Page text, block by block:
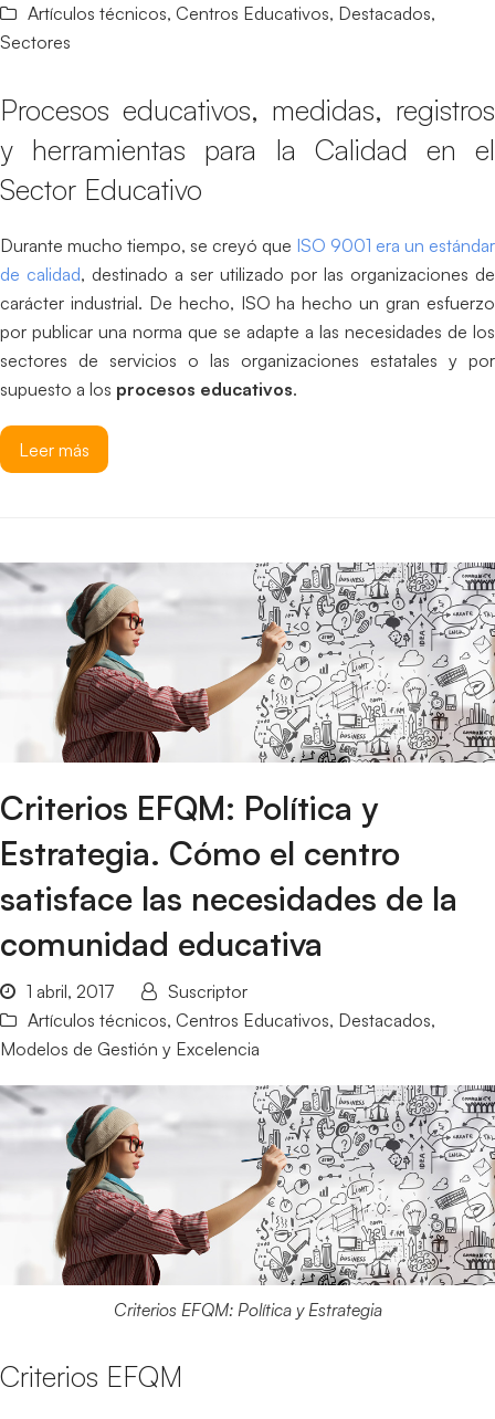
Artículos técnicos, Centros Educativos, Destacados,
Sectores
Procesos educativos, medidas, registros
y herramientas para la Calidad en el
Sector Educativo
Durante mucho tiempo, se creyó que ISO 9001 era un estándar
de calidad, destinado a ser utilizado por las organizaciones de
carácter industrial. De hecho, ISO ha hecho un gran esfuerzo
por publicar una norma que se adapte a las necesidades de los
sectores de servicios o las organizaciones estatales y por
supuesto a los procesos educativos.
Leer más
Criterios EFQM: Política y
Estrategia. Cómo el centro
satisface las necesidades de la
comunidad educativa
1 abril, 2017
Suscriptor
Artículos técnicos, Centros Educativos, Destacados,
Modelos de Gestión y Excelencia
Criterios EFQM: Política y Estrategia
Criterios EFQM